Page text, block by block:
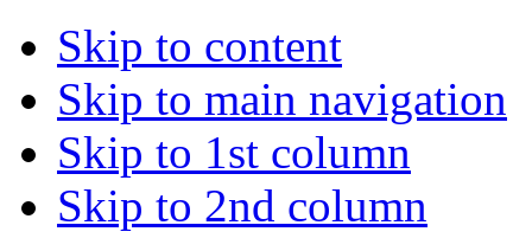
Skip to content
Skip to main navigation
Skip to 1st column
Skip to 2nd column